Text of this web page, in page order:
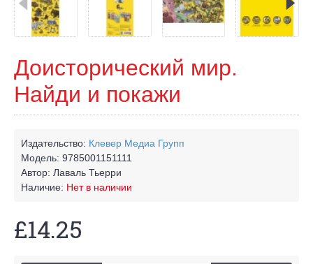
Доисторический мир.
Найди и покажи
Издательство: Клевер Медиа Групп
Модель: 9785001151111
Автор: Лаваль Тьерри
Наличие: Нет в наличии
£14.25